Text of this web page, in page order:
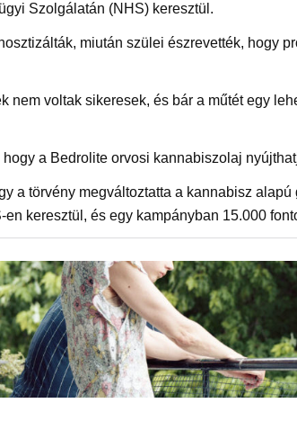
Szolgálatán (NHS) keresztül.
miután szülei észrevették, hogy
nem voltak sikeresek, és bár a műtét egy
a Bedrolite orvosi kannabiszolaj
a törvény megváltoztatta a kannabisz
en keresztül, és egy kampányban 15.000